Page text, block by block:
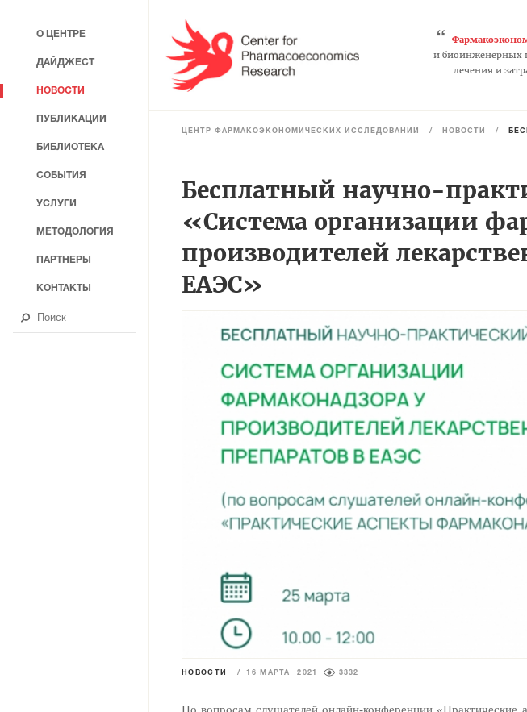
“
и биоинженерных
лечения и
ЦЕНТР ФАРМАКОЭКОНОМИЧЕСКИХ ИССЛЕДОВАНИЙ / НОВОСТИ /
Бесплатный научно-
«Система организации
производителей
ЕАЭС»
НОВОСТИ / 16 МАРТА 2021 3332
О ЦЕНТРЕ
ДАЙДЖЕСТ
НОВОСТИ
ПУБЛИКАЦИИ
БИБЛИОТЕКА
СОБЫТИЯ
УСЛУГИ
МЕТОДОЛОГИЯ
ПАРТНЕРЫ
КОНТАКТЫ